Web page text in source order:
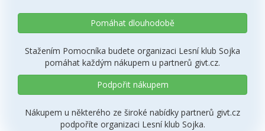
Pomáhat dlouhodobě
Stažením Pomocníka budete organizaci Lesní klub Sojka
pomáhat každým nákupem u partnerů givt.cz.
Podpořit nákupem
Nákupem u některého ze široké nabídky partnerů givt.cz
podpoříte organizaci Lesní klub Sojka.